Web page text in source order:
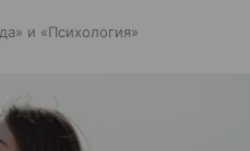
и «Психология»